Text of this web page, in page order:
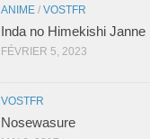
ANIME / VOSTFR
Inda no Himekishi Janne
FÉVRIER 5, 2023
VOSTFR
Nosewasure